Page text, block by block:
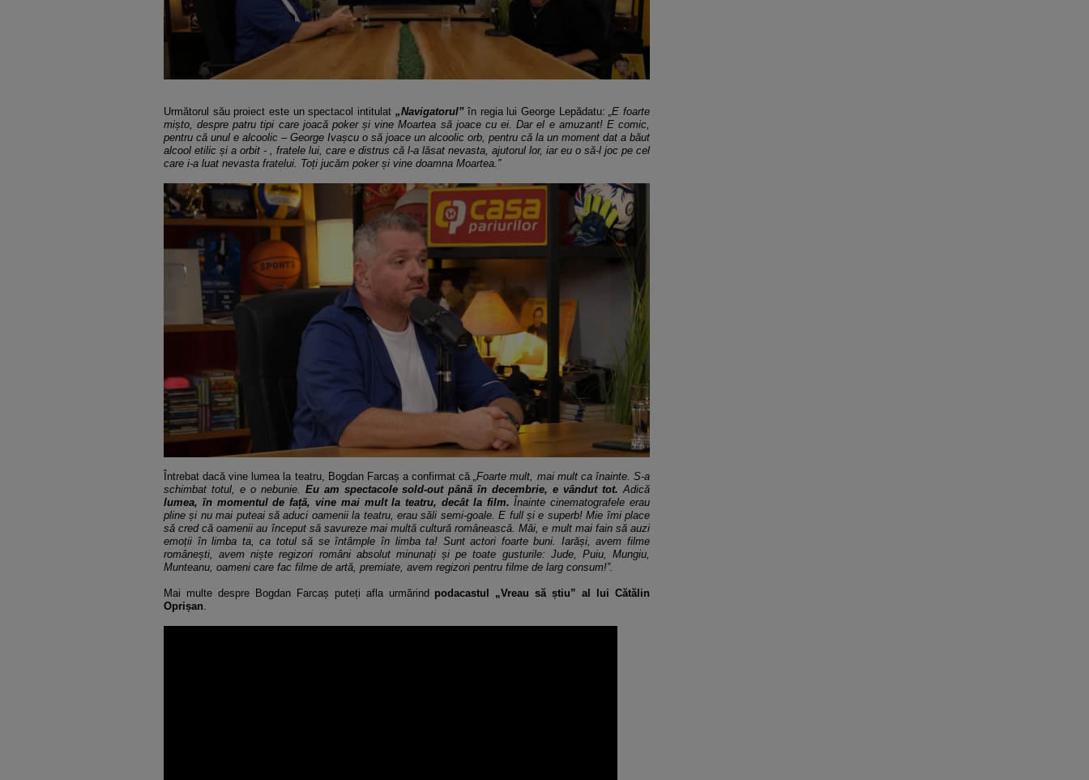
Următorul său proiect este un spectacol intitulat „Navigatorul”în regia lui George Lepădatu:„E foarte
mișto, despre patru tipi care joacă poker și vine Moartea să joace cu ei. Dar el e amuzant! E comic,
pentru că unul e alcoolic – George Ivașcu o să joace un alcoolic orb, pentru că la un moment dat a băut
alcool etilic și a orbit - , fratele lui, care e distrus că l-a lăsat nevasta, ajutorul lor, iar eu o să-l joc pe cel
care i-a luat nevasta fratelui. Toți jucăm poker și vine doamna Moartea.”
Întrebat dacă vine lumea la teatru, Bogdan Farcaș a confirmat că „Foarte mult, mai mult ca înainte. S-a
schimbat totul, e o nebunie. Eu am spectacole sold-out până în decembrie, e vândut tot.Adică
lumea, în momentul de față, vine mai mult la teatru, decât la film. Înainte cinematografele erau
pline și nu mai puteai să aduci oamenii la teatru, erau săli semi-goale. E full și e superb! Mie îmi place
să cred că oamenii au început să savureze mai multă cultură românească. Măi, e mult mai fain să auzi
emoții în limba ta, ca totul să se întâmple în limba ta! Sunt actori foarte buni. Iarăși, avem filme
românești, avem niște regizori români absolut minunați și pe toate gusturile: Jude, Puiu, Mungiu,
Munteanu, oameni care fac filme de artă, premiate, avem regizori pentru filme de larg consum!”.
Mai multe despre Bogdan Farcaș puteți afla urmărind podacastul „Vreau să știu” al lui Cătălin
Oprișan